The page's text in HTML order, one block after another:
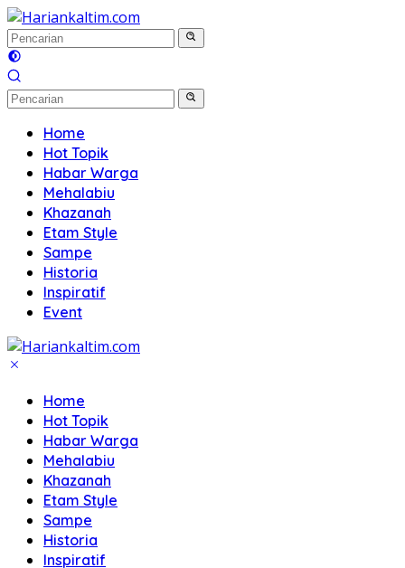
Langsung
ke
konten
Home
Hot Topik
Habar Warga
Mehalabiu
Khazanah
Etam Style
Sampe
Historia
Inspiratif
Event
Home
Hot Topik
Habar Warga
Mehalabiu
Khazanah
Etam Style
Sampe
Historia
Inspiratif